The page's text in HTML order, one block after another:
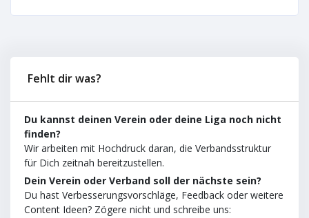
Fehlt dir was?
Du kannst deinen Verein oder deine Liga noch nicht
finden?
Wir arbeiten mit Hochdruck daran, die Verbandsstruktur
für Dich zeitnah bereitzustellen.
Dein Verein oder Verband soll der nächste sein?
Du hast Verbesserungsvorschläge, Feedback oder weitere
Content Ideen? Zögere nicht und schreibe uns: